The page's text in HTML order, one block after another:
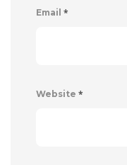
Email *
Website *